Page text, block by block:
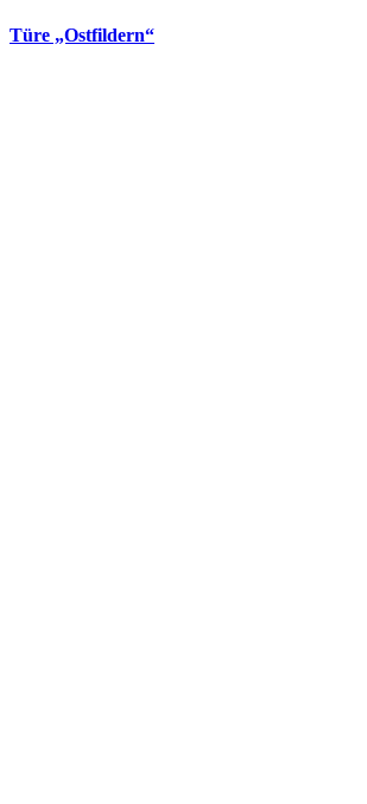
Türe „Ostfildern“